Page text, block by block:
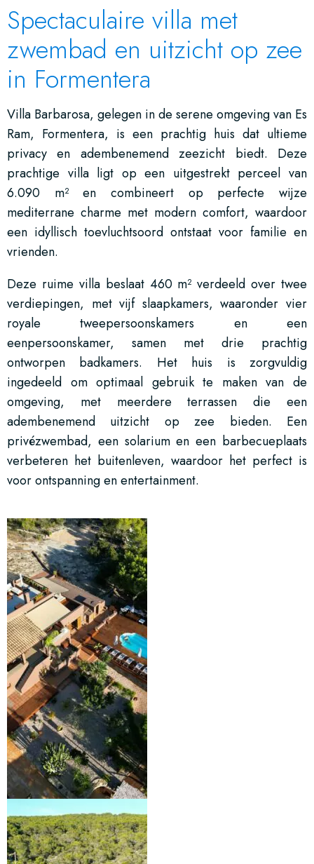
Spectaculaire villa met
zwembad en uitzicht op zee
in Formentera
Villa Barbarosa, gelegen in de serene omgeving van Es
Ram, Formentera, is een prachtig huis dat ultieme
privacy en adembenemend zeezicht biedt. Deze
prachtige villa ligt op een uitgestrekt perceel van
6.090 m² en combineert op perfecte wijze
mediterrane charme met modern comfort, waardoor
een idyllisch toevluchtsoord ontstaat voor familie en
vrienden.
Deze ruime villa beslaat 460 m² verdeeld over twee
verdiepingen, met vijf slaapkamers, waaronder vier
royale tweepersoonskamers en een
eenpersoonskamer, samen met drie prachtig
ontworpen badkamers. Het huis is zorgvuldig
ingedeeld om optimaal gebruik te maken van de
omgeving, met meerdere terrassen die een
adembenemend uitzicht op zee bieden. Een
privézwembad, een solarium en een barbecueplaats
verbeteren het buitenleven, waardoor het perfect is
voor ontspanning en entertainment.